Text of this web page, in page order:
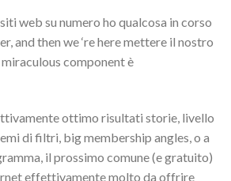
web su numero ho qualcosa in corso
and then we ‘re here mettere il nostro
component è
ottimo risultati storie, livello
di filtri, big membership angles, o a
il prossimo comune (e gratuito)
effettivamente molto da offrire